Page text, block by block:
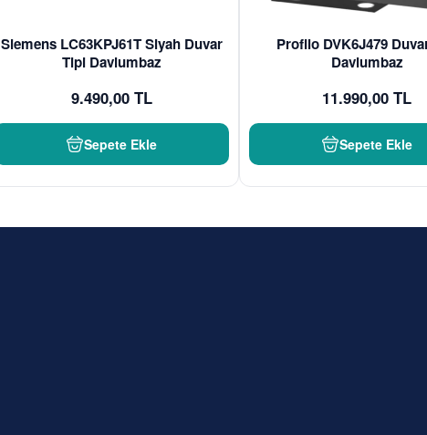
Siemens LC63KPJ61T Siyah Duvar
Tipi Davlumbaz
9.490,00 TL
Sepete Ekle
Profilo DVK6J479
Davlumbaz
11.990,00 TL
Sepete Ekle